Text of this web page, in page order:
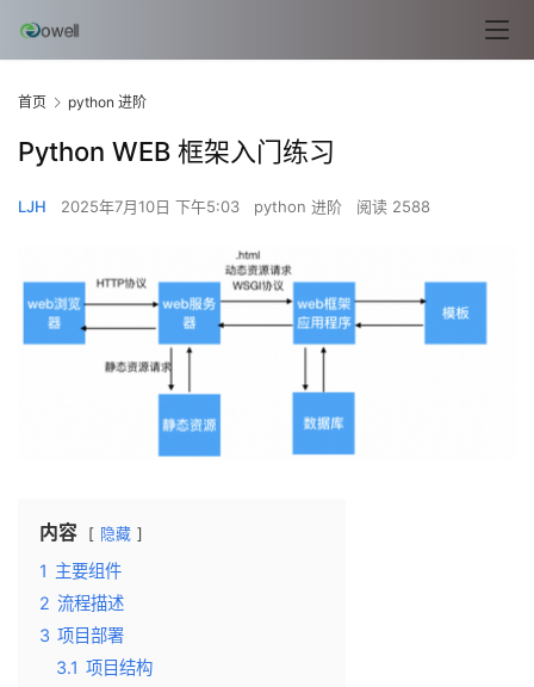
首页 python 进阶
Python WEB 框架入门练习
LJH 2025年7月10日 下午5:03 python 进阶 阅读 2588
内容 隐藏
1 主要组件
2 流程描述
3 项目部署
3.1 项目结构